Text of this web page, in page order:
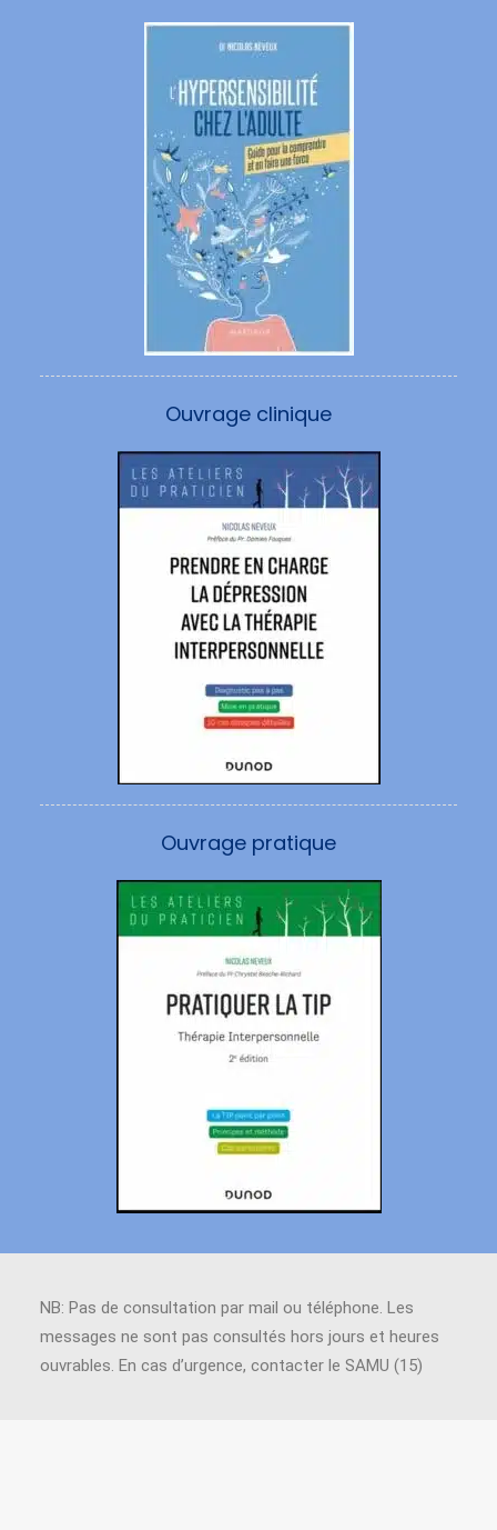
Ouvrage clinique
Ouvrage pratique
NB: Pas de consultation par mail ou téléphone. Les
messages ne sont pas consultés hors jours et heures
ouvrables. En cas d’urgence, contacter le SAMU (15)